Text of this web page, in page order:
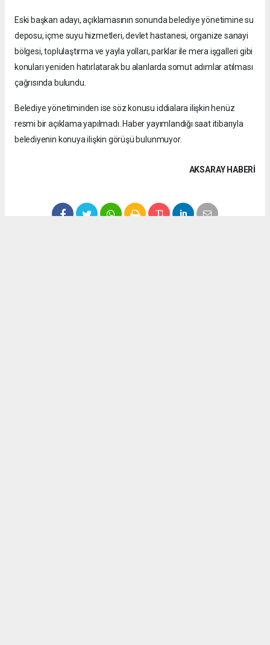
Eski başkan adayı, açıklamasının sonunda belediye yönetimine su
deposu, içme suyu hizmetleri, devlet hastanesi, organize sanayi
bölgesi, toplulaştırma ve yayla yolları, parklar ile mera işgalleri gibi
konuları yeniden hatırlatarak bu alanlarda somut adımlar atılması
çağrısında bulundu.
Belediye yönetiminden ise söz konusu iddialara ilişkin henüz
resmi bir açıklama yapılmadı. Haber yayımlandığı saat itibarıyla
belediyenin konuya ilişkin görüşü bulunmuyor.
AKSARAY HABERİ